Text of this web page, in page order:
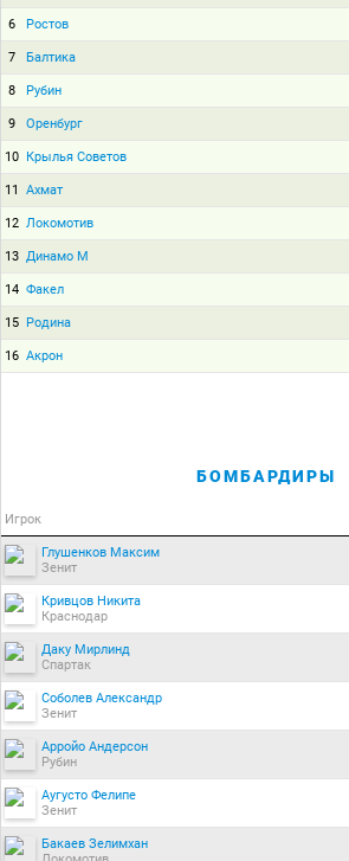
6 Ростов
7 Балтика
8 Рубин
9 Оренбург
10 Крылья Советов
11 Ахмат
12 Локомотив
13 Динамо М
14 Факел
15 Родина
16 Акрон
БОМБАРДИРЫ
Игрок
Глушенков Максим
Зенит
Кривцов Никита
Краснодар
Даку Мирлинд
Спартак
Соболев Александр
Зенит
Арройо Андерсон
Рубин
Аугусто Фелипе
Зенит
Бакаев Зелимхан